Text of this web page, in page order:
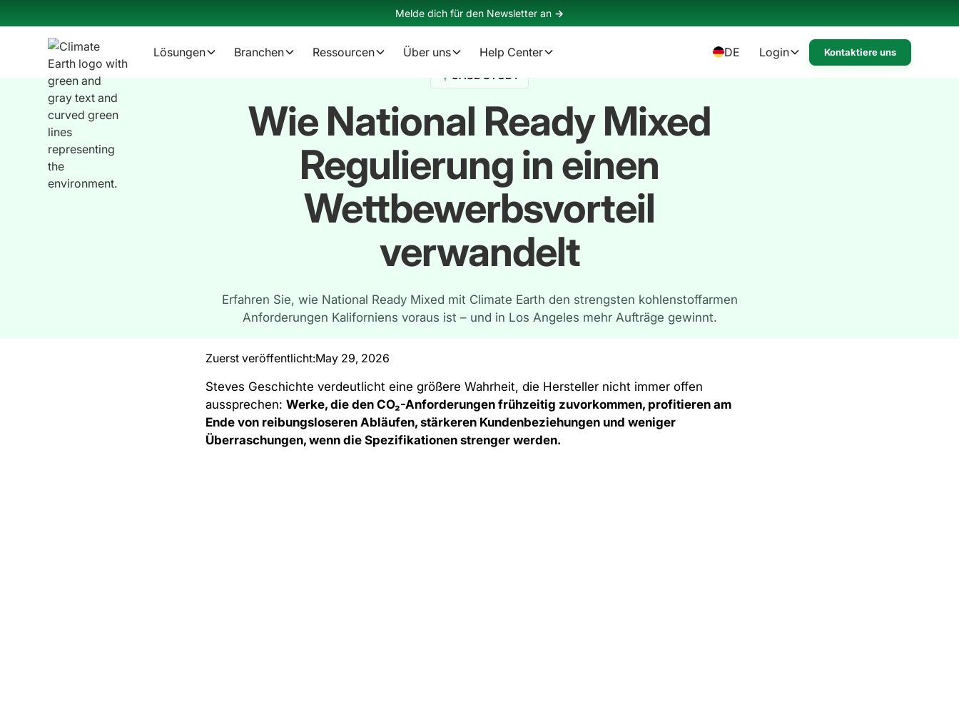
Melde dich für den Newsletter an ->
Lösungen Branchen Ressourcen Über uns Help Center DE Login Kontaktiere uns
CASE STUDY
Wie National Ready Mixed
Regulierung in einen
Wettbewerbsvorteil
verwandelt
Erfahren Sie, wie National Ready Mixed mit Climate Earth den strengsten kohlenstoffarmen
Anforderungen Kaliforniens voraus ist – und in Los Angeles mehr Aufträge gewinnt.
Zuerst veröffentlicht:May 29, 2026
Steves Geschichte verdeutlicht eine größere Wahrheit, die Hersteller nicht immer offen
aussprechen: Werke, die den CO₂-Anforderungen frühzeitig zuvorkommen, profitieren am
Ende von reibungsloseren Abläufen, stärkeren Kundenbeziehungen und weniger
Überraschungen, wenn die Spezifikationen strenger werden.